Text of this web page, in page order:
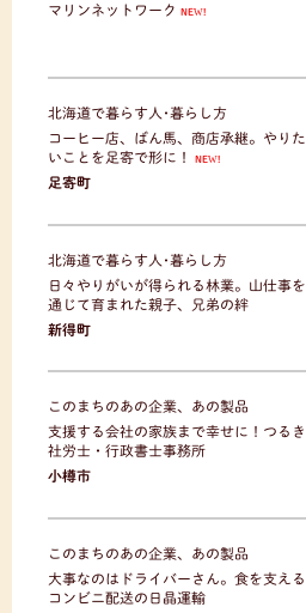
マリンネットワーク
NEW!
北海道で暮らす人･暮らし方
コーヒー店、ばん馬、商店承継。やりた
いことを足寄で形に！
NEW!
足寄町
北海道で暮らす人･暮らし方
日々やりがいが得られる林業。山仕事を
通じて育まれた親子、兄弟の絆
新得町
このまちのあの企業、あの製品
支援する会社の家族まで幸せに！つるき
社労士・行政書士事務所
小樽市
このまちのあの企業、あの製品
大事なのはドライバーさん。食を支える
コンビニ配送の日晶運輸